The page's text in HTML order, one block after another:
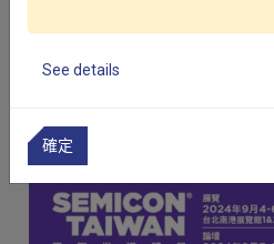
See details
確定